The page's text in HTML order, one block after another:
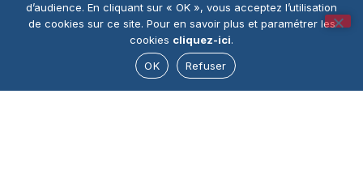
d’audience. En cliquant sur « OK », vous acceptez l’utilisation
de cookies sur ce site. Pour en savoir plus et paramétrer les
cookies cliquez-ici.
OK
Refuser